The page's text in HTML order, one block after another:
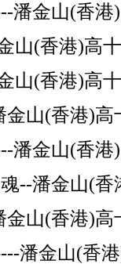
潘金山(香
山(香港)高
山(香港)高
山(香港)
潘金山(香
--潘金山(香
山(香港)
潘金山(香